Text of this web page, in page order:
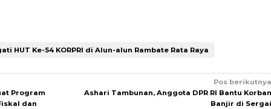
HUT Ke-54 KORPRI di Alun-alun Rambate Rata Raya
Program
dan
Pos berikutnya
Ashari Tambunan, Anggota DPR RI Bantu Korban
Banjir di Sergai